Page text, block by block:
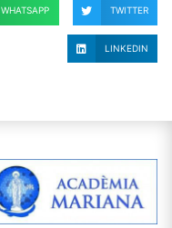
WHATSAPP TWITTER
LINKEDIN